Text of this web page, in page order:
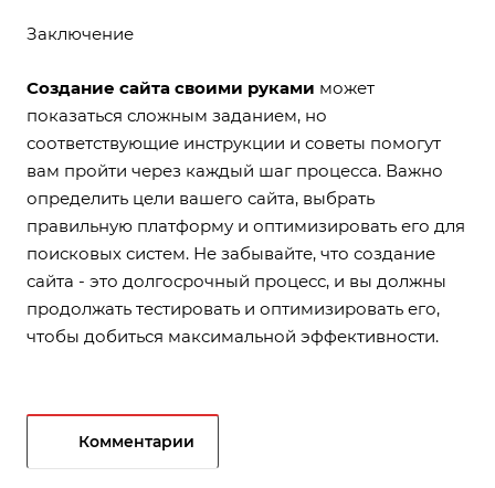
Заключение
Создание сайта своими руками может
показаться сложным заданием, но
соответствующие инструкции и советы помогут
вам пройти через каждый шаг процесса. Важно
определить цели вашего сайта, выбрать
правильную платформу и оптимизировать его для
поисковых систем. Не забывайте, что создание
сайта - это долгосрочный процесс, и вы должны
продолжать тестировать и оптимизировать его,
чтобы добиться максимальной эффективности.
Комментарии